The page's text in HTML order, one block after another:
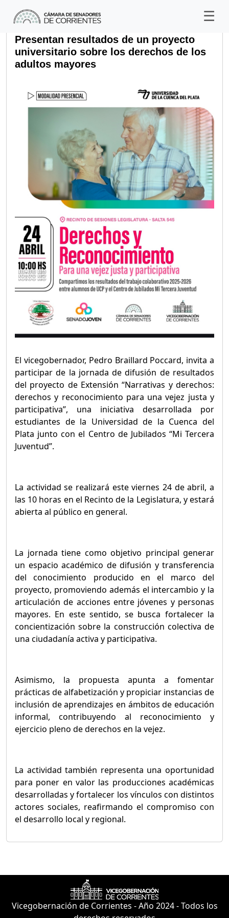
Presentan resultados de un proyecto
universitario sobre los derechos de los
adultos mayores
El vicegobernador, Pedro Braillard Poccard, invita a
participar de la jornada de difusión de resultados
del proyecto de Extensión “Narrativas y derechos:
derechos y reconocimiento para una vejez justa y
participativa”, una iniciativa desarrollada por
estudiantes de la Universidad de la Cuenca del
Plata junto con el Centro de Jubilados “Mi Tercera
Juventud”.
La actividad se realizará este viernes 24 de abril, a
las 10 horas en el Recinto de la Legislatura, y estará
abierta al público en general.
La jornada tiene como objetivo principal generar
un espacio académico de difusión y transferencia
del conocimiento producido en el marco del
proyecto, promoviendo además el intercambio y la
articulación de acciones entre jóvenes y personas
mayores. En este sentido, se busca fortalecer la
concientización sobre la construcción colectiva de
una ciudadanía activa y participativa.
Asimismo, la propuesta apunta a fomentar
prácticas de alfabetización y propiciar instancias de
inclusión de aprendizajes en ámbitos de educación
informal, contribuyendo al reconocimiento y
ejercicio pleno de derechos en la vejez.
La actividad también representa una oportunidad
para poner en valor las producciones académicas
desarrolladas y fortalecer los vínculos con distintos
actores sociales, reafirmando el compromiso con
el desarrollo local y regional.
Vicegobernación de Corrientes - Año 2024 - Todos los